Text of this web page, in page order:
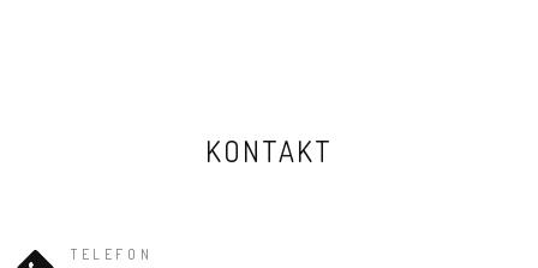
KONTAKT
TELEFON